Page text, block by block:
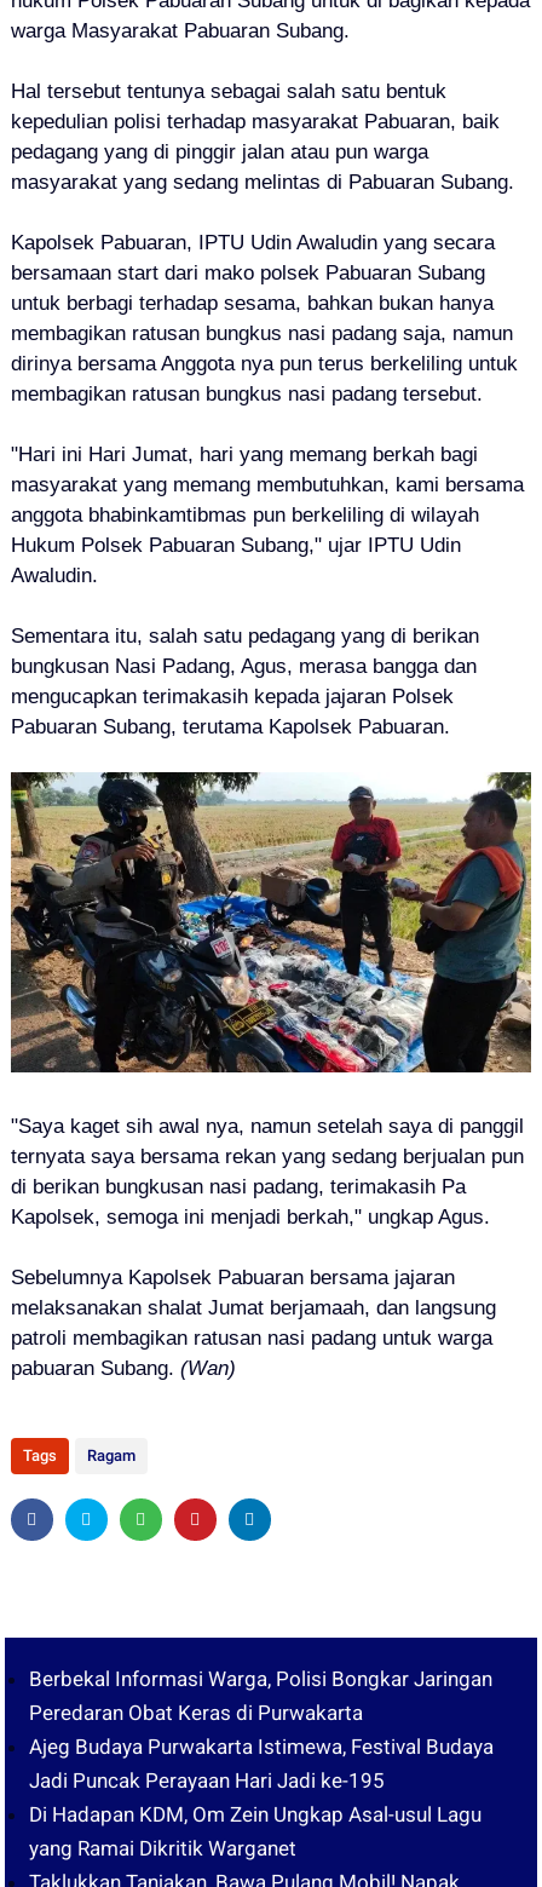
warga Masyarakat Pabuaran Subang.
Hal tersebut tentunya sebagai salah satu bentuk
kepedulian polisi terhadap masyarakat Pabuaran, baik
pedagang yang di pinggir jalan atau pun warga
masyarakat yang sedang melintas di Pabuaran Subang.
Kapolsek Pabuaran, IPTU Udin Awaludin yang secara
bersamaan start dari mako polsek Pabuaran Subang
untuk berbagi terhadap sesama, bahkan bukan hanya
membagikan ratusan bungkus nasi padang saja, namun
dirinya bersama Anggota nya pun terus berkeliling untuk
membagikan ratusan bungkus nasi padang tersebut.
"Hari ini Hari Jumat, hari yang memang berkah bagi
masyarakat yang memang membutuhkan, kami bersama
anggota bhabinkamtibmas pun berkeliling di wilayah
Hukum Polsek Pabuaran Subang," ujar IPTU Udin
Awaludin.
Sementara itu, salah satu pedagang yang di berikan
bungkusan Nasi Padang, Agus, merasa bangga dan
mengucapkan terimakasih kepada jajaran Polsek
Pabuaran Subang, terutama Kapolsek Pabuaran.
"Saya kaget sih awal nya, namun setelah saya di panggil
ternyata saya bersama rekan yang sedang berjualan pun
di berikan bungkusan nasi padang, terimakasih Pa
Kapolsek, semoga ini menjadi berkah," ungkap Agus.
Sebelumnya Kapolsek Pabuaran bersama jajaran
melaksanakan shalat Jumat berjamaah, dan langsung
patroli membagikan ratusan nasi padang untuk warga
pabuaran Subang. (Wan)
Tags Ragam
Berbekal Informasi Warga, Polisi Bongkar Jaringan
Peredaran Obat Keras di Purwakarta
Ajeg Budaya Purwakarta Istimewa, Festival Budaya
Jadi Puncak Perayaan Hari Jadi ke-195
Di Hadapan KDM, Om Zein Ungkap Asal-usul Lagu
yang Ramai Dikritik Warganet
Taklukkan Tanjakan, Bawa Pulang Mobil! Napak